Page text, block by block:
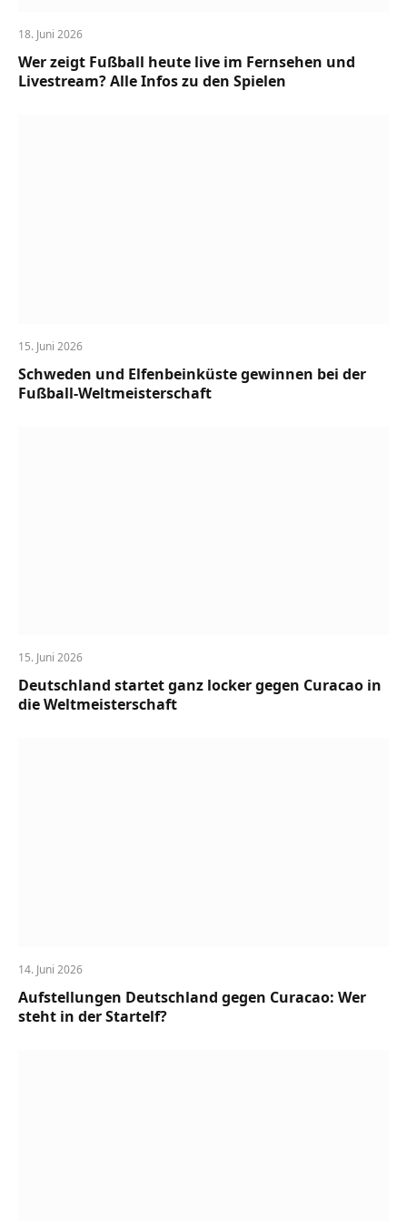
18. Juni 2026
Wer zeigt Fußball heute live im Fernsehen und
Livestream? Alle Infos zu den Spielen
15. Juni 2026
Schweden und Elfenbeinküste gewinnen bei der
Fußball-Weltmeisterschaft
15. Juni 2026
Deutschland startet ganz locker gegen Curacao in
die Weltmeisterschaft
14. Juni 2026
Aufstellungen Deutschland gegen Curacao: Wer
steht in der Startelf?